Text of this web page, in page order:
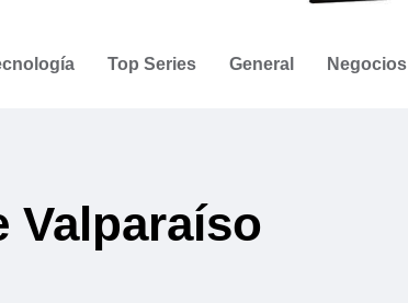
Top Series General Negocios
Valparaíso